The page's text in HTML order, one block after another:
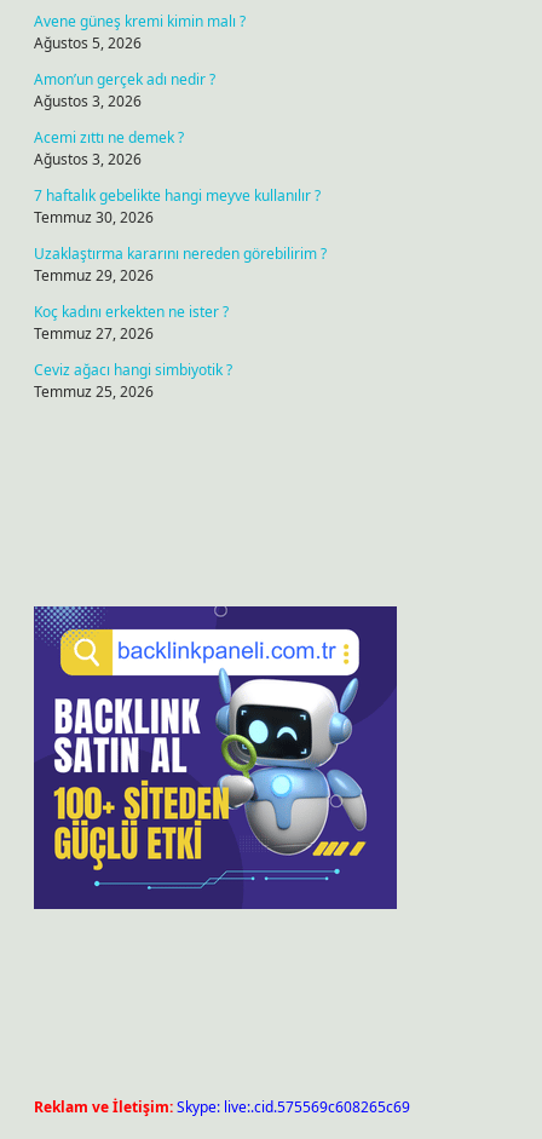
Avene güneş kremi kimin malı ?
Ağustos 5, 2026
Amon’un gerçek adı nedir ?
Ağustos 3, 2026
Acemi zıttı ne demek ?
Ağustos 3, 2026
7 haftalık gebelikte hangi meyve kullanılır ?
Temmuz 30, 2026
Uzaklaştırma kararını nereden görebilirim ?
Temmuz 29, 2026
Koç kadını erkekten ne ister ?
Temmuz 27, 2026
Ceviz ağacı hangi simbiyotik ?
Temmuz 25, 2026
Reklam ve İletişim:Skype: live:.cid.575569c608265c69